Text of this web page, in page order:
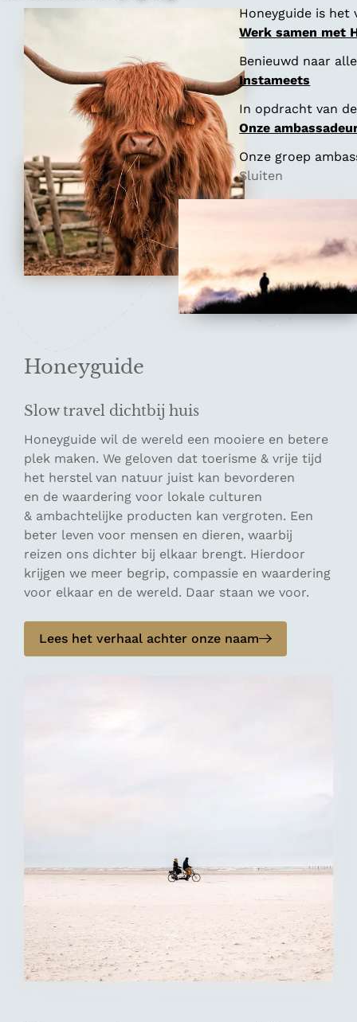
Honeyguide is het
Werk samen met
Benieuwd naar
Instameets
In opdracht van
Onze
Onze groep
Sluiten
Honeyguide
Slow travel dichtbij huis
Honeyguide wil de wereld een mooiere en betere
plek maken. We geloven dat toerisme & vrije tijd
het herstel van natuur juist kan bevorderen
en de waardering voor lokale culturen
& ambachtelijke producten kan vergroten. Een
beter leven voor mensen en dieren, waarbij
reizen ons dichter bij elkaar brengt. Hierdoor
krijgen we meer begrip, compassie en waardering
voor elkaar en de wereld. Daar staan we voor.
Lees het verhaal achter onze naam